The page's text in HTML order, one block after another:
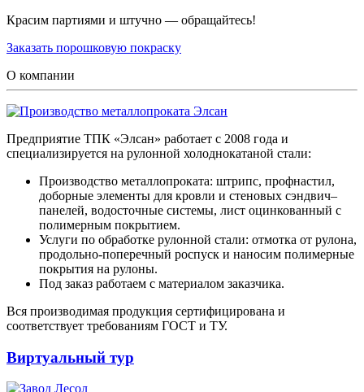
Красим партиями и штучно — обращайтесь!
Заказать порошковую покраску
О компании
Предприятие ТПК «Элсан» работает с 2008 года и
специализируется на рулонной холоднокатаной стали:
Производство металлопроката: штрипс, профнастил,
доборные элементы для кровли и стеновых сэндвич–
панелей, водосточные системы, лист оцинкованный с
полимерным покрытием.
Услуги по обработке рулонной стали: отмотка от рулона,
продольно-поперечный роспуск и наносим полимерные
покрытия на рулоны.
Под заказ работаем с материалом заказчика.
Вся производимая продукция сертифицирована и
соответствует требованиям ГОСТ и ТУ.
Виртуальный тур